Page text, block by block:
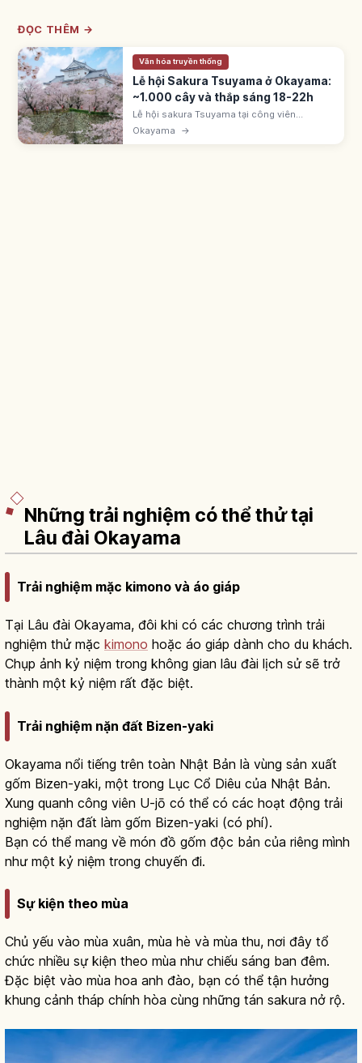
ĐỌC THÊM →
Văn hóa truyền thống
Lễ hội Sakura Tsuyama ở Okayama:
~1.000 cây và thắp sáng 18-22h
Lễ hội sakura Tsuyama tại công viên
Kakuzan (Okayama). Lâu đài Tsuyama do
Mori Tadamasa xây, thuộc 100 lâu đài Nhật.
Okayama →
Những trải nghiệm có thể thử tại
Lâu đài Okayama
Trải nghiệm mặc kimono và áo giáp
Tại Lâu đài Okayama, đôi khi có các chương trình trải
nghiệm thử mặc kimono hoặc áo giáp dành cho du khách.
Chụp ảnh kỷ niệm trong không gian lâu đài lịch sử sẽ trở
thành một kỷ niệm rất đặc biệt.
Trải nghiệm nặn đất Bizen-yaki
Okayama nổi tiếng trên toàn Nhật Bản là vùng sản xuất
gốm Bizen-yaki, một trong Lục Cổ Diêu của Nhật Bản.
Xung quanh công viên U-jō có thể có các hoạt động trải
nghiệm nặn đất làm gốm Bizen-yaki (có phí).
Bạn có thể mang về món đồ gốm độc bản của riêng mình
như một kỷ niệm trong chuyến đi.
Sự kiện theo mùa
Chủ yếu vào mùa xuân, mùa hè và mùa thu, nơi đây tổ
chức nhiều sự kiện theo mùa như chiếu sáng ban đêm.
Đặc biệt vào mùa hoa anh đào, bạn có thể tận hưởng
khung cảnh tháp chính hòa cùng những tán sakura nở rộ.